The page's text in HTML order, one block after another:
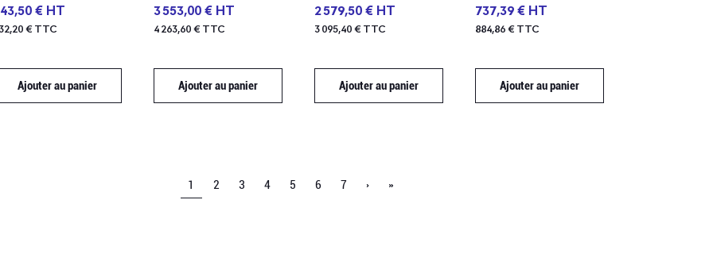
€ HT
€ TTC
Ajouter au panier
3 553,00 € HT
4 263,60 € TTC
Ajouter au panier
2 579,50 € HT
3 095,40 € TTC
Ajouter au panier
737,39 € HT
884,86 € TTC
Ajouter au panier
1 2 3 4 5 6 7 › »